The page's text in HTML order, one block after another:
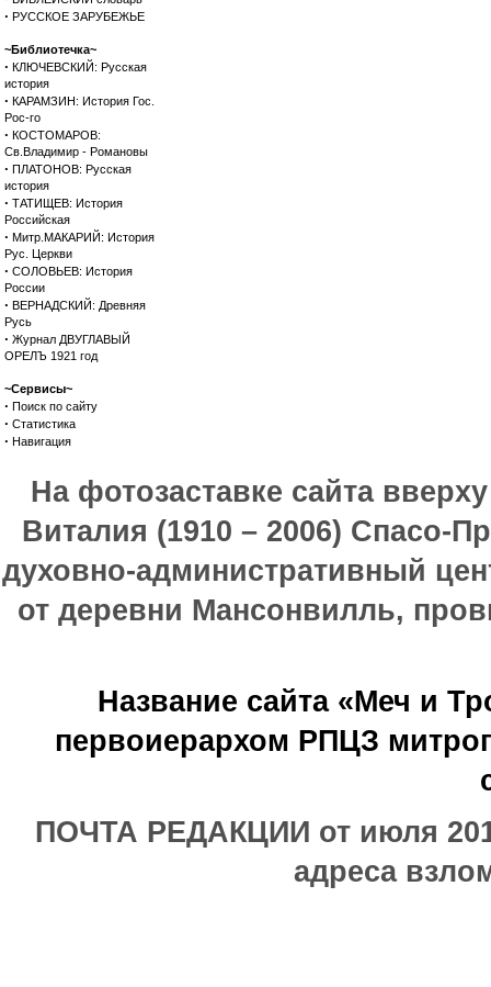
· РУССКОЕ ЗАРУБЕЖЬЕ
~Библиотечка~
· КЛЮЧЕВСКИЙ: Русская
история
· КАРАМЗИН: История Гос.
Рос-го
· КОСТОМАРОВ:
Св.Владимир - Романовы
· ПЛАТОНОВ: Русская
история
· ТАТИЩЕВ: История
Российская
· Митр.МАКАРИЙ: История
Рус. Церкви
· СОЛОВЬЕВ: История
России
· ВЕРНАДСКИЙ: Древняя
Русь
· Журнал ДВУГЛАВЫЙ
ОРЕЛЪ 1921 год
~Сервисы~
· Поиск по сайту
· Статистика
· Навигация
На фотозаставке сайта
Виталия (1910 – 2006) Спасо-
духовно-административный
от деревни Мансонвилль,
Название сайта «Меч и
первоиерархом РПЦЗ
ПОЧТА РЕДАКЦИИ от июля
адреса